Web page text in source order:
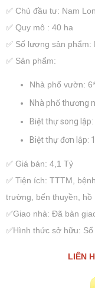
✅️ Chủ đầu tư: Nam
✅️ Quy mô : 40 ha
✅️ Số lượng sản phẩm:
✅️ Sản phẩm:
Nhà phố vườn:
Nhà phố thương
Biệt thự song
Biệt thự đơn lập:
✅️ Giá bán: 4,1 Tỷ
✅️ Tiện ích: TTTM,
trường, bến thuyền, hồ
✅️​​​Giao nhà: Đã bàn
✅️Hình thức sở hữu:
LIÊN